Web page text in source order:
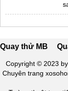
Quay thử MB
Copyright © 2023
Chuyên trang